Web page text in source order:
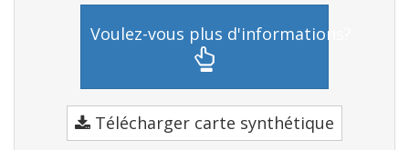
Voulez-vous plus d'informations?
Télécharger carte synthétique